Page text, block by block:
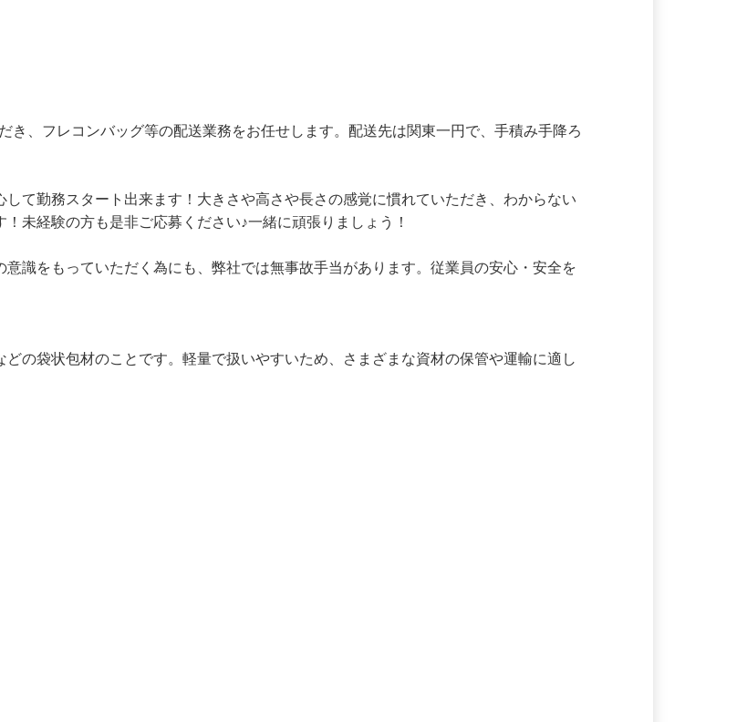
き、フレコンバッグ等の配送業務をお任せします。配送先は関東一円で、手積み手降ろ
して勤務スタート出来ます！大きさや高さや長さの感覚に慣れていただき、わからない
意識をもっていただく為にも、弊社では無事故手当があります。従業員の安心・安全を
どの袋状包材のことです。軽量で扱いやすいため、さまざまな資材の保管や運輸に適し